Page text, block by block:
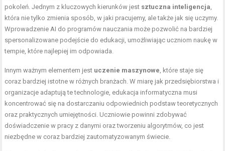
pokoleń. Jednym z kluczowych kierunków jest sztuczna inteligencja
która nie tylko zmienia sposób, w jaki pracujemy, ale także jak się uczymy.
Wprowadzenie AI do programów nauczania może pozwolić na bardziej
spersonalizowane podejście do edukacji, umożliwiając uczniom naukę w
tempie, które najlepiej im odpowiada.
Innym ważnym elementem jest uczenie maszynowe , które staje się
coraz bardziej istotne w różnych branżach. W miarę jak przedsiębiorstwa i
organizacje adaptują te technologie, edukacja informatyczna musi
koncentrować się na dostarczaniu odpowiednich podstaw teoretycznych
oraz praktycznych umiejętności. Uczniowie powinni zdobywać
doświadczenie w pracy z danymi oraz tworzeniu algorytmów, co jest
niezbędne w coraz bardziej zautomatyzowanym świecie.